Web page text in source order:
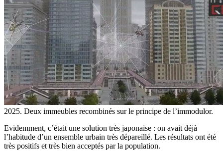
2025. Deux immeubles recombinés sur le principe de l’immodulor.
Evidemment, c’était une solution très japonaise : on avait déjà
l’habitude d’un ensemble urbain très dépareillé. Les résultats ont été
très positifs et très bien acceptés par la population.